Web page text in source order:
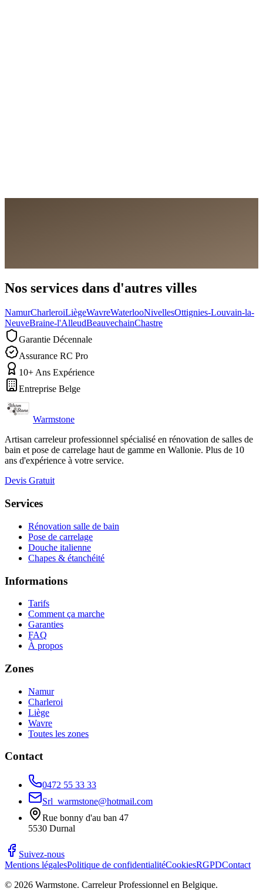
Nos services dans d'autres villes
NamurCharleroiLiègeWavreWaterlooNivellesOttignies-Louvain-la-
NeuveBraine-l'AlleudBeauvechainChastre
Garantie Décennale
Assurance RC Pro
10+ Ans Expérience
Entreprise Belge
Warmstone
Artisan carreleur professionnel spécialisé en rénovation de salles de
bain et pose de carrelage haut de gamme en Wallonie. Plus de 10
ans d'expérience à votre service.
Devis Gratuit
Services
Rénovation salle de bain
Pose de carrelage
Douche italienne
Chapes & étanchéité
Informations
Tarifs
Comment ça marche
Garanties
FAQ
À propos
Zones
Namur
Charleroi
Liège
Wavre
Toutes les zones
Contact
0472 55 33 33
Srl_warmstone@hotmail.com
Rue bonny d'au ban 47
5530 Durnal
Suivez-nous
Mentions légalesPolitique de confidentialitéCookiesRGPDContact
© 2026 Warmstone. Carreleur Professionnel en Belgique.